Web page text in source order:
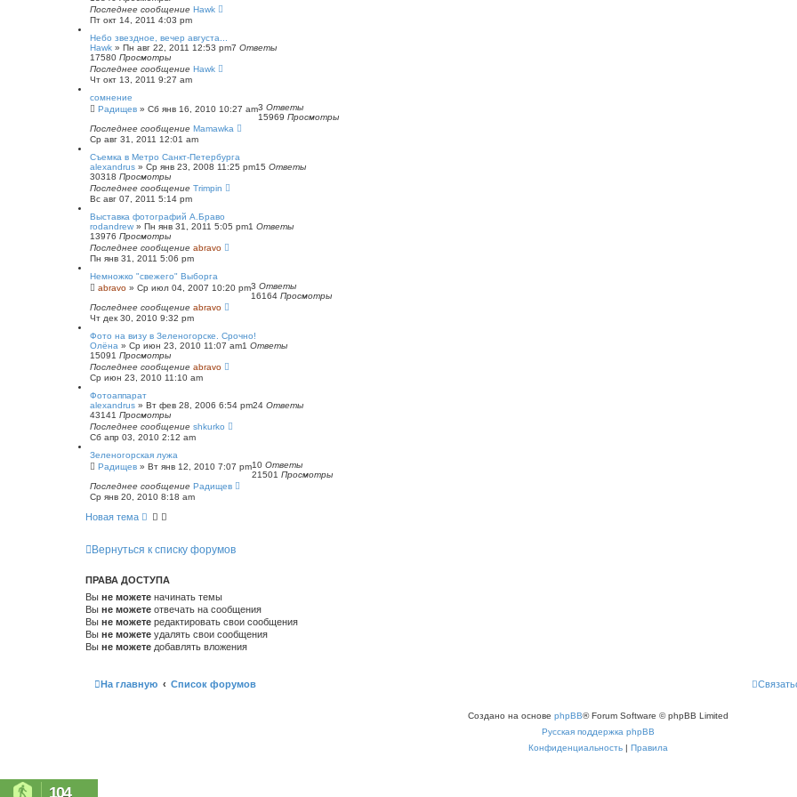
Последнее сообщение Hawk
Пт окт 14, 2011 4:03 pm
Небо звездное, вечер августа...
Hawk » Пн авг 22, 2011 12:53 pm7 Ответы
17580 Просмотры
Последнее сообщение Hawk
Чт окт 13, 2011 9:27 am
сомнение
Радищев » Сб янв 16, 2010 10:27 am3 Ответы
15969 Просмотры
Последнее сообщение Mamawka
Ср авг 31, 2011 12:01 am
Съемка в Метро Санкт-Петербурга
alexandrus » Ср янв 23, 2008 11:25 pm15 Ответы
30318 Просмотры
Последнее сообщение Trimpin
Вс авг 07, 2011 5:14 pm
Выставка фотографий А.Браво
rodandrew » Пн янв 31, 2011 5:05 pm1 Ответы
13976 Просмотры
Последнее сообщение abravo
Пн янв 31, 2011 5:06 pm
Немножко "свежего" Выборга
abravo » Ср июл 04, 2007 10:20 pm3 Ответы
16164 Просмотры
Последнее сообщение abravo
Чт дек 30, 2010 9:32 pm
Фото на визу в Зеленогорске. Срочно!
Олёна » Ср июн 23, 2010 11:07 am1 Ответы
15091 Просмотры
Последнее сообщение abravo
Ср июн 23, 2010 11:10 am
Фотоаппарат
alexandrus » Вт фев 28, 2006 6:54 pm24 Ответы
43141 Просмотры
Последнее сообщение shkurko
Сб апр 03, 2010 2:12 am
Зеленогорская лужа
Радищев » Вт янв 12, 2010 7:07 pm10 Ответы
21501 Просмотры
Последнее сообщение Радищев
Ср янв 20, 2010 8:18 am
Новая тема
Вернуться к списку форумов
ПРАВА ДОСТУПА
Вы не можете начинать темы
Вы не можете отвечать на сообщения
Вы не можете редактировать свои сообщения
Вы не можете удалять свои сообщения
Вы не можете добавлять вложения
На главную Список форумов
Создано на основе phpBB® Forum Software © phpBB Limited
Русская поддержка phpBB
Конфиденциальность | Правила
104